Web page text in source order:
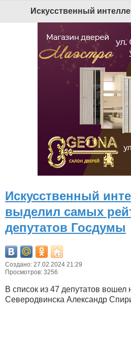
Искусственный
выделил самых
депутатов Госдумы
Создано: 27.02.2024 21:29
Просмотров: 3256
В список из 47 депутатов вошел
Северодвинска Александр